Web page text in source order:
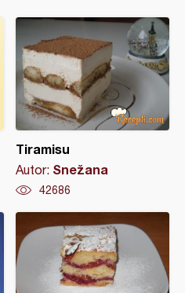
Tiramisu
Autor: Snežana
42686